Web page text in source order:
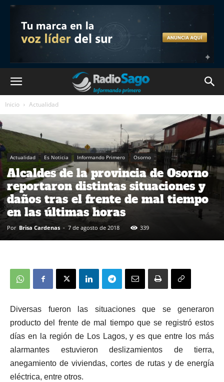
Inicio Actualidad
Actualidad Es Noticia Informando Primero Osorno
Alcaldes de la provincia de Osorno
reportaron distintas situaciones y
daños tras el frente de mal tiempo
en las últimas horas
Por Brisa Cardenas - 7 de agosto de 2018 339
Diversas fueron las situaciones que se generaron
producto del frente de mal tiempo que se registró estos
días en la región de Los Lagos, y es que entre los más
alarmantes estuvieron deslizamientos de tierra,
anegamiento de viviendas, cortes de rutas y de energía
eléctrica, entre otros.